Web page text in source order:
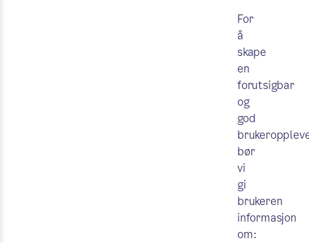
For
å
skape
en
forutsigbar
og
god
bør
vi
gi
brukeren
informasjon
om: